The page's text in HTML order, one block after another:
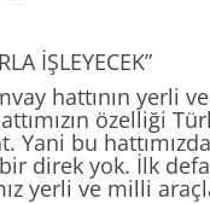
İŞLEYECEK”
hattının yerli
özelliği
Yani bu
direk yok. İlk
yerli ve milli